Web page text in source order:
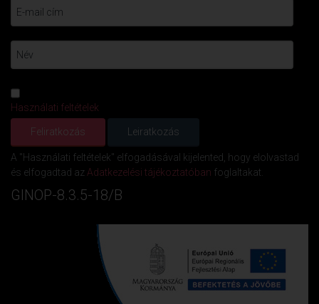
Használati feltételek
A "Használati feltételek" elfogadásával kijelented, hogy elolvastad
és elfogadtad az Adatkezelési tájékoztatóban foglaltakat.
GINOP-8.3.5-18/B